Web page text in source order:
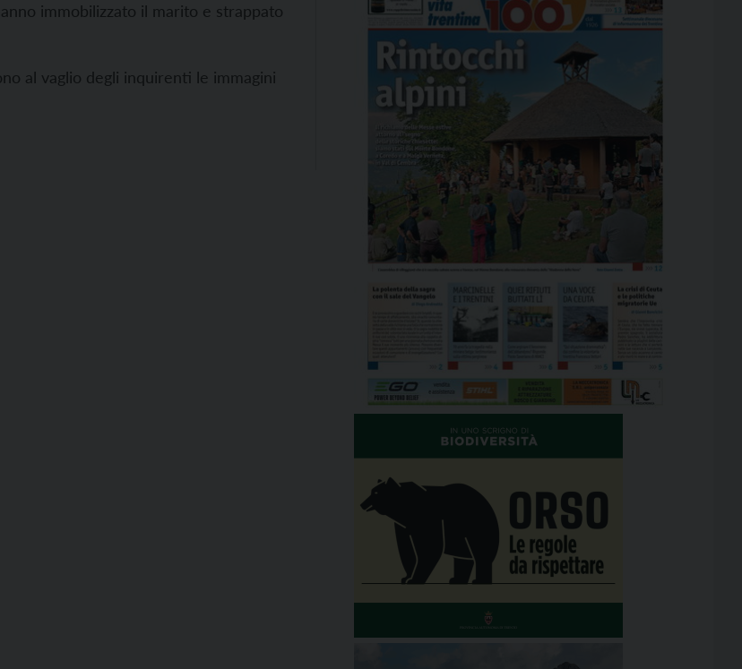
immobilizzato il marito e strappato
al vaglio degli inquirenti le immagini